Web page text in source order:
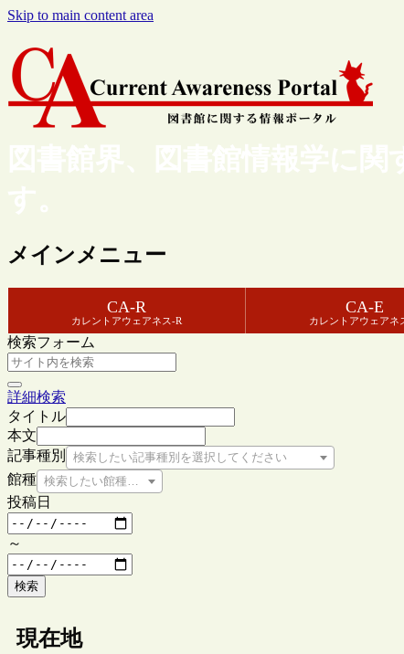
Skip to main content area
図書館界、図書館情報学に
す。
メインメニュー
CA-R
カレントアウェアネス-R
CA-E
カレントアウェアネ
検索フォーム
詳細検索
タイトル
本文
記事種別
検索したい記事種別を選択してください
館種 検索したい館種を選択してください
投稿日
～
検索
現在地